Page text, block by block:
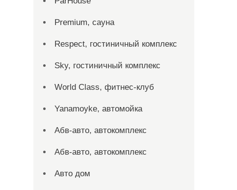
Premium, сауна
Respect, гостиничный комплекс
Sky, гостиничный комплекс
World Class, фитнес-клуб
Yanamoyke, автомойка
Абв-авто, автокомплекс
Абв-авто, автокомплекс
Авто дом